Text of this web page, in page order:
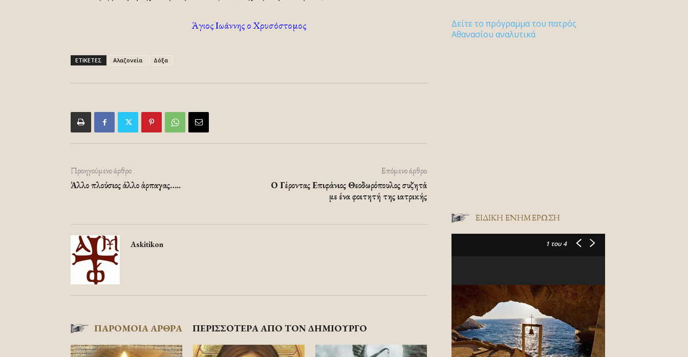
Άγιος Ιωάννης ο Χρυσόστομος
ΕΤΙΚΕΤΕΣ Αλαζονεία Δόξα
Προηγούμενο άρθρο
Άλλο πλούσιος άλλο άρπαγας…..
Επόμενο άρθρο
Ο Γέροντας Επιφάνιος Θεοδωρόπουλος συζητά
με ένα φοιτητή της ιατρικής
Askitikon
ΠΑΡΟΜΟΙΑ ΑΡΘΡΑ ΠΕΡΙΣΣΟΤΕΡΑ ΑΠΟ ΤΟΝ ΔΗΜΙΟΥΡΓΟ
Δείτε το πρόγραμμα του πατρός
Αθανασίου αναλυτικά
ΕΙΔΙΚΉ ΕΝΗΜΈΡΩΣΗ
1 του 4